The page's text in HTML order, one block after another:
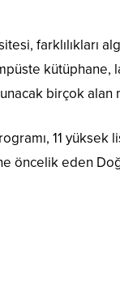
farklılıkları
kütüphane,
birçok alan
11 yüksek
öncelik eden